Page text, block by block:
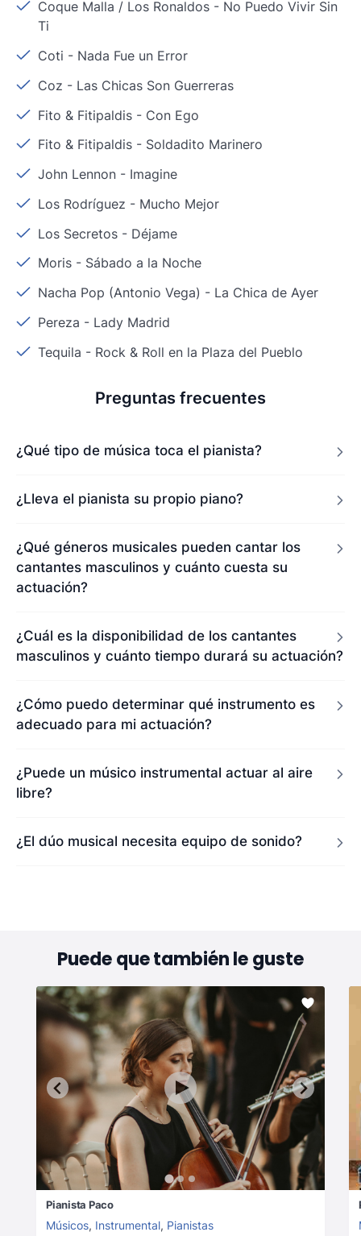
Coque Malla / Los Ronaldos - No Puedo Vivir Sin
Ti
Coti - Nada Fue un Error
Coz - Las Chicas Son Guerreras
Fito & Fitipaldis - Con Ego
Fito & Fitipaldis - Soldadito Marinero
John Lennon - Imagine
Los Rodríguez - Mucho Mejor
Los Secretos - Déjame
Moris - Sábado a la Noche
Nacha Pop (Antonio Vega) - La Chica de Ayer
Pereza - Lady Madrid
Tequila - Rock & Roll en la Plaza del Pueblo
Preguntas frecuentes
¿Qué tipo de música toca el pianista?
¿Lleva el pianista su propio piano?
¿Qué géneros musicales pueden cantar los
cantantes masculinos y cuánto cuesta su
actuación?
¿Cuál es la disponibilidad de los cantantes
masculinos y cuánto tiempo durará su actuación?
¿Cómo puedo determinar qué instrumento es
adecuado para mi actuación?
¿Puede un músico instrumental actuar al aire
libre?
¿El dúo musical necesita equipo de sonido?
Puede que también le guste
Pianista Paco
Músicos, Instrumental, Pianistas